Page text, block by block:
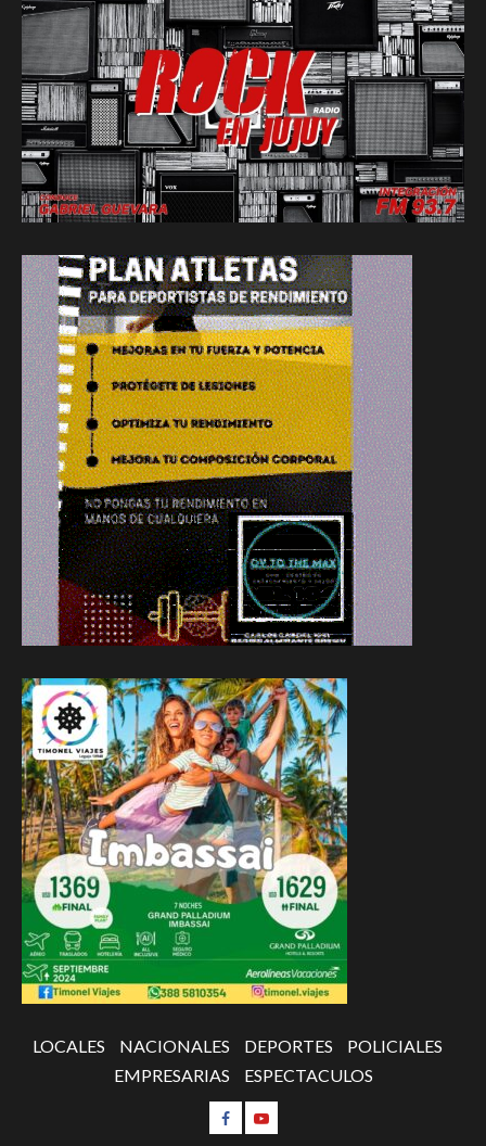
LOCALES NACIONALES DEPORTES
POLICIALES
EMPRESARIAS
ESPECTACULOS